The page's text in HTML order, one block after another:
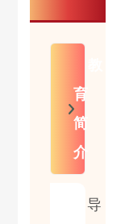
育
简
介
导